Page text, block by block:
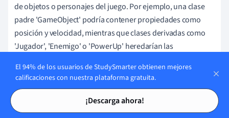
Tarjetas de estudio
Tarjetas de estudio
de objetos o personajes del juego. Por ejemplo, una clase
padre 'GameObject' podría contener propiedades como
posición y velocidad, mientras que clases derivadas como
'Jugador', 'Enemigo' o 'PowerUp' heredarían las
comportamientos únicos. 3.Sistemas de gestión de
contenidos:Los sistemas de gestión de contenidos suelen
emplear la herencia para crear un sistema flexible que
permita manejar distintos tipos de contenidos. Por ejemplo,
El 94% de los usuarios de StudySmarter obtienen mejores
calificaciones con nuestra plataforma gratuita.
¡Descarga ahora!